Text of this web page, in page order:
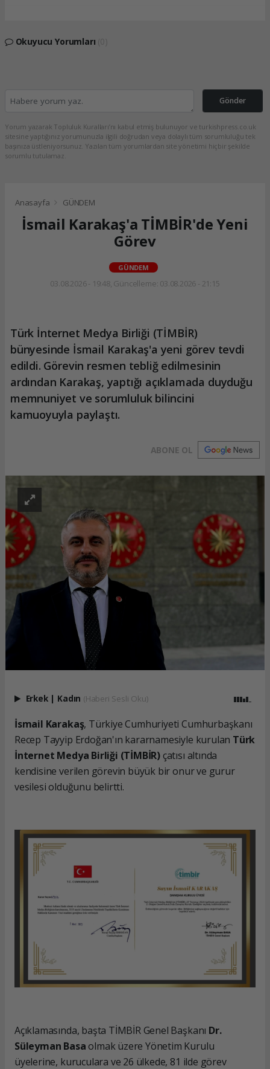
Okuyucu Yorumları
Gönder
Yorum yazarak Topluluk Kuralları’nı kabul etmiş bulunuyor ve turkishpress.co.uk
sitesine yaptığınız yorumunuzla ilgili doğrudan veya dolaylı tüm sorumluluğu tek
başınıza üstleniyorsunuz. Yazılan tüm yorumlardan site yönetimi hiçbir şekilde
sorumlu tutulamaz.
Anasayfa GÜNDEM
İsmail Karakaş'a TİMBİR'de Yeni
Görev
GÜNDEM
03.08.2026 - 19:48, Güncelleme: 03.08.2026 - 21:15
Türk İnternet Medya Birliği (TİMBİR)
bünyesinde İsmail Karakaş'a yeni görev tevdi
edildi. Görevin resmen tebliğ edilmesinin
ardından Karakaş, yaptığı açıklamada duyduğu
memnuniyet ve sorumluluk bilincini
kamuoyuyla paylaştı.
ABONE OL
Erkek | Kadın (Haberi Sesli Oku)
İsmail Karakaş, Türkiye Cumhuriyeti Cumhurbaşkanı
Recep Tayyip Erdoğan'ın kararnamesiyle kurulan Türk
İnternet Medya Birliği (TİMBİR) çatısı altında
kendisine verilen görevin büyük bir onur ve gurur
vesilesi olduğunu belirtti.
Açıklamasında, başta TİMBİR Genel Başkanı Dr.
Süleyman Basaolmak üzere Yönetim Kurulu
üyelerine, kuruculara ve 26 ülkede, 81 ilde görev